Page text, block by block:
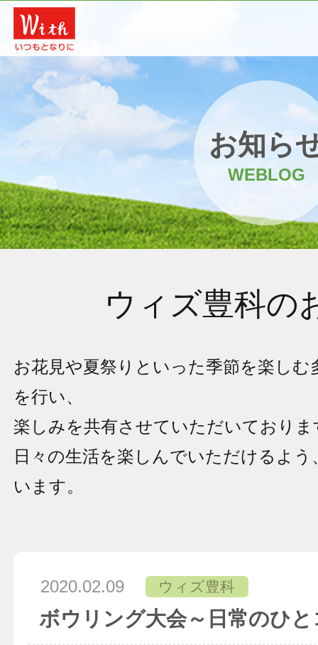
お知ら
WEBLOG
ウィズ豊科の
お花見や夏祭りといった季節を楽し
を行い、
楽しみを共有させていただいておりま
日々の生活を楽しんでいただけるよ
います。
2020.02.09 ウィズ豊科
ボウリング大会～日常のひと